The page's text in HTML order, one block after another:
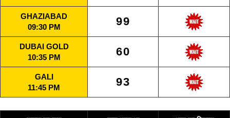
GHAZIABAD
09:30 PM
99
DUBAI GOLD
10:35 PM
60
GALI
11:45 PM
93